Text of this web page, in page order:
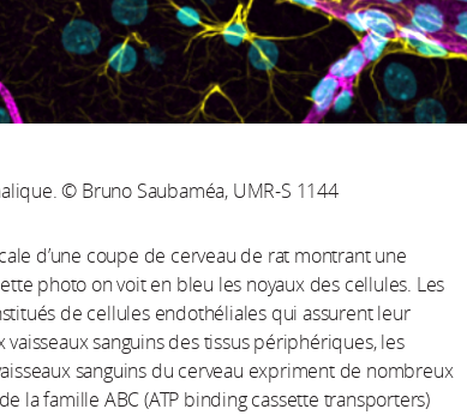
© Bruno Saubaméa, UMR-S 1144
d’une coupe de cerveau de rat montrant une
photo on voit en bleu les noyaux des cellules. Les
de cellules endothéliales qui assurent leur
sanguins des tissus périphériques, les
sanguins du cerveau expriment de nombreux
la famille ABC (ATP binding cassette transporters)